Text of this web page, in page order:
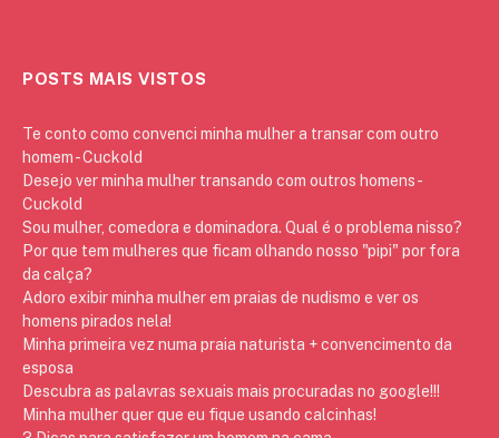
POSTS MAIS VISTOS
Te conto como convenci minha mulher a transar com outro
homem - Cuckold
Desejo ver minha mulher transando com outros homens -
Cuckold
Sou mulher, comedora e dominadora. Qual é o problema nisso?
Por que tem mulheres que ficam olhando nosso "pipi" por fora
da calça?
Adoro exibir minha mulher em praias de nudismo e ver os
homens pirados nela!
Minha primeira vez numa praia naturista + convencimento da
esposa
Descubra as palavras sexuais mais procuradas no google!!!
Minha mulher quer que eu fique usando calcinhas!